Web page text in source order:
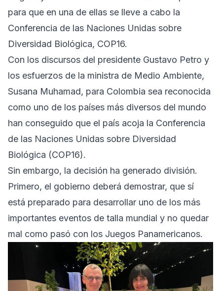
para que en una de ellas se lleve a cabo la
Conferencia de las Naciones Unidas sobre
Diversidad Biológica, COP16.
Con los discursos del presidente Gustavo Petro y
los esfuerzos de la ministra de Medio Ambiente,
Susana Muhamad, para Colombia sea reconocida
como uno de los países más diversos del mundo
han conseguido que el país acoja la Conferencia
de las Naciones Unidas sobre Diversidad
Biológica (COP16).
Sin embargo, la decisión ha generado división.
Primero, el gobierno deberá demostrar, que sí
está preparado para desarrollar uno de los más
importantes eventos de talla mundial y no quedar
mal como pasó con los Juegos Panamericanos.